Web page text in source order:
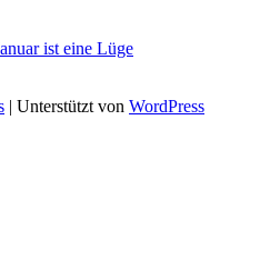
ist eine Lüge
| Unterstützt von WordPress